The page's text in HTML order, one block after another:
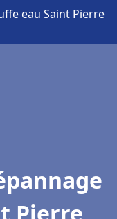
eau Saint Pierre